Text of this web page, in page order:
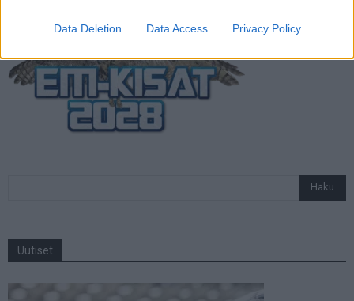
Data Deletion Data Access Privacy Policy
Uutiset